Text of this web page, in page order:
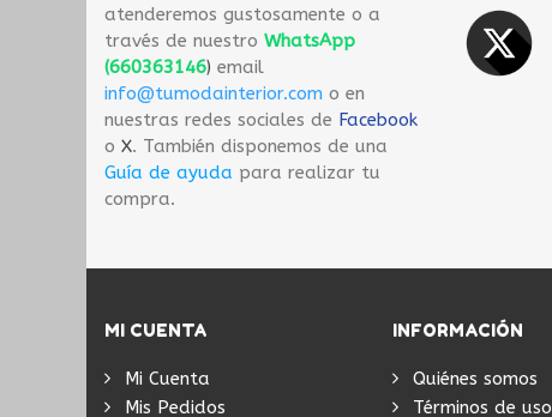
atenderemos gustosamente o a
través de nuestro WhatsApp
(660363146) email
info@tumodainterior.com o en
nuestras redes sociales de Facebook
o X. También disponemos de una
Guía de ayuda para realizar tu
compra.
MI CUENTA
Mi Cuenta
Mis Pedidos
INFORMACIÓN
Quiénes somos
Términos de uso